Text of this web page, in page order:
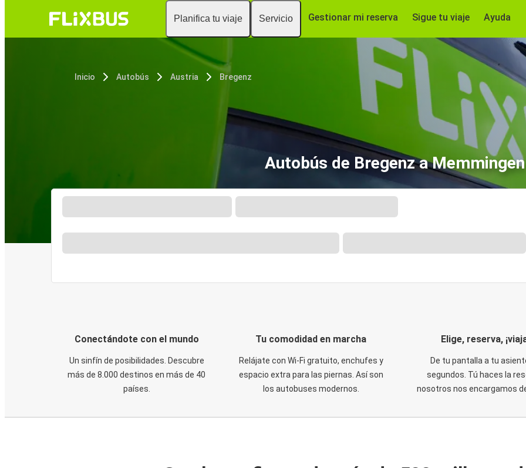
Planifica tu viaje Servicio Gestionar mi reserva Sigue tu viaje Ayuda
Inicio Autobús Austria Bregenz
Autobús de Bregenz a Memmingen
Conectándote con el mundo
Un sinfín de posibilidades. Descubre
más de 8.000 destinos en más de 40
países.
Tu comodidad en marcha
Relájate con Wi-Fi gratuito, enchufes y
espacio extra para las piernas. Así son
los autobuses modernos.
Elige, reserva,
De tu pantalla a tu
segundos. Tú haces la
nosotros nos encargamos